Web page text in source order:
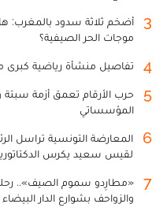
3
أضخم ثلاثة سدود
موجات الحر الصيفية؟
4 تفاصيل منشأة رياضية كبرى
5
حرب الأرقام تعمق أزمة
المؤسساتي
6
المعارضة التونسية تراسل
لقيس سعيد يكرس
7
«مطارِدو سموم الصيف»..
والزواحف بشوارع الدار البيضاء